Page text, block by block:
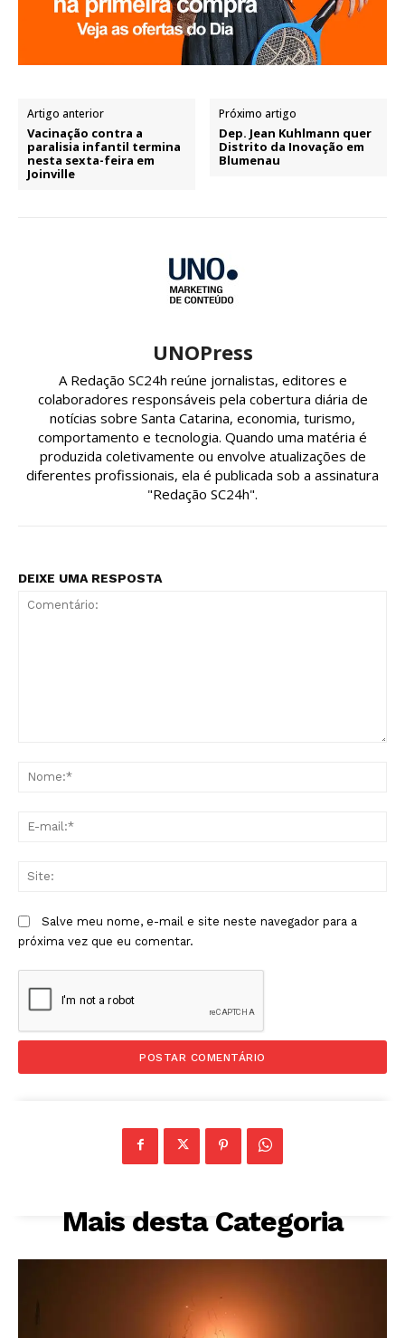
Artigo anterior
Vacinação contra a
paralisia infantil termina
nesta sexta-feira em
Joinville
Próximo artigo
Dep. Jean Kuhlmann quer
Distrito da Inovação em
Blumenau
UNOPress
A Redação SC24h reúne jornalistas, editores e
colaboradores responsáveis pela cobertura diária de
notícias sobre Santa Catarina, economia, turismo,
comportamento e tecnologia. Quando uma matéria é
produzida coletivamente ou envolve atualizações de
diferentes profissionais, ela é publicada sob a assinatura
"Redação SC24h".
DEIXE UMA RESPOSTA
Salve meu nome, e-mail e site neste navegador para a
próxima vez que eu comentar.
Mais desta Categoria